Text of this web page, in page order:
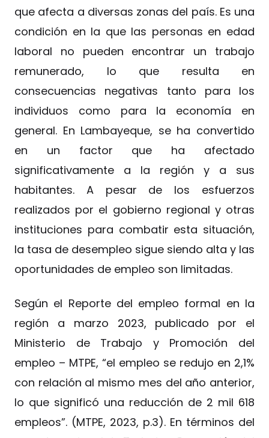
que afecta a diversas zonas del país. Es una
condición en la que las personas en edad
laboral no pueden encontrar un trabajo
remunerado, lo que resulta en
consecuencias negativas tanto para los
individuos como para la economía en
general. En Lambayeque, se ha convertido
en un factor que ha afectado
significativamente a la región y a sus
habitantes. A pesar de los esfuerzos
realizados por el gobierno regional y otras
instituciones para combatir esta situación,
la tasa de desempleo sigue siendo alta y las
oportunidades de empleo son limitadas.
Según el Reporte del empleo formal en la
región a marzo 2023, publicado por el
Ministerio de Trabajo y Promoción del
empleo – MTPE, “el empleo se redujo en 2,1%
con relación al mismo mes del año anterior,
lo que significó una reducción de 2 mil 618
empleos”. (MTPE, 2023, p.3). En términos del